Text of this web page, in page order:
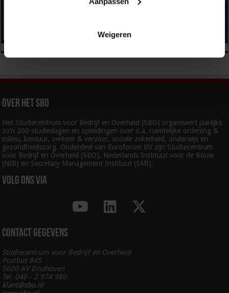
Weigeren
Over het SBO
Het Studiecentrum voor Bedrijf en Overheid (SBO) organiseert jaarlijks
zo’n 200 studiedagen en opleidingen over o.a. ruimtelijke ordening &
milieu, bestuur, verkeer & vervoer, sociale zekerheid, onderwijs en
gezondheidszorg. Onderdeel van Euroforum BV zijn Studiecentrum
voor Bedrijf en Overheid (SBO), Nederlands Instituut voor de Bouw
(NIB) en Secretary Management Instituut (SMI).
Volg ons via
Contact gegevens
Studiecentrum voor Bedrijf en Overheid
Postbus 845
5600 AV Eindhoven
Tel. 040 - 2 974 980
klant@sbo.nl